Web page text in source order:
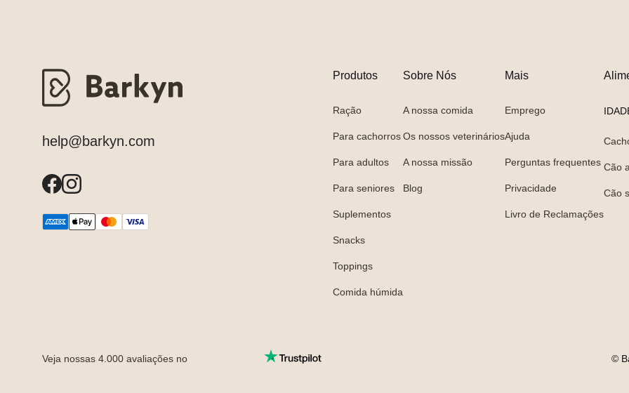
help@barkyn.com
Produtos
Ração
Para cachorros
Para adultos
Para seniores
Suplementos
Snacks
Toppings
Comida húmida
Sobre Nós
A nossa comida
Os nossos veterinários
A nossa missão
Blog
Mais
Emprego
Ajuda
Perguntas frequentes
Privacidade
Livro de Reclamações
Cão
Cão
Veja nossas 4.000 avaliações no ©